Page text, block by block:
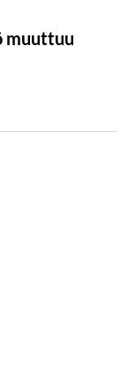
muuttuu